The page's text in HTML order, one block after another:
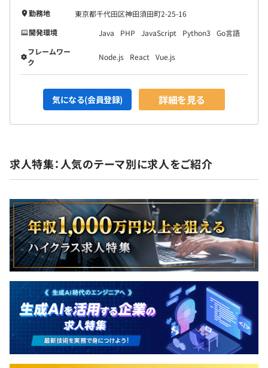
勤務地
東京都千代田区神田須田町2-25-16
開発環境
Java PHP JavaScript Python3
Go言語
フレームワー
ク
Node.js React Vue.js
気になる(会員登録) 詳細を見る
求人特集：人気のテーマ別に求人をご紹介